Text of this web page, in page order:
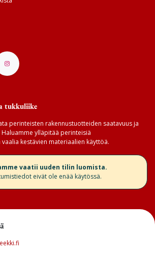
tukkuliike
perinteisten rakennustuotteiden saatavuus ja
ylläpitää perinteisiä
kestävien materiaalien käyttöä.
vaatii uuden tilin luomista.
eivät ole enää käytössä.